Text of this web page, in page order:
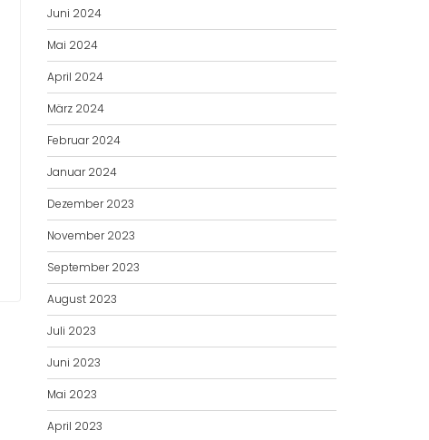
Juni 2024
Mai 2024
April 2024
März 2024
Februar 2024
Januar 2024
Dezember 2023
November 2023
September 2023
August 2023
Juli 2023
Juni 2023
Mai 2023
April 2023